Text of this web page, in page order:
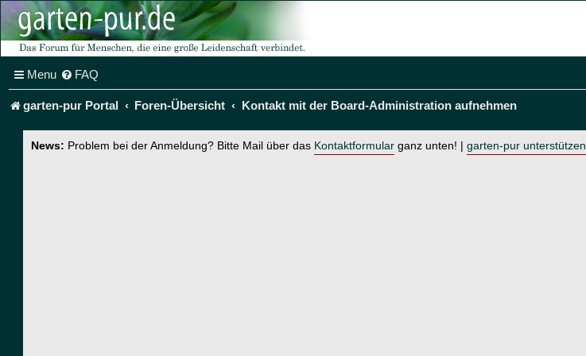
Menu FAQ
garten-pur Portal Foren-Übersicht Kontakt mit der Board-Administration aufnehmen
News: Problem bei der Anmeldung? Bitte Mail über das Kontaktformular ganz unten! | garten-pur unterstützen